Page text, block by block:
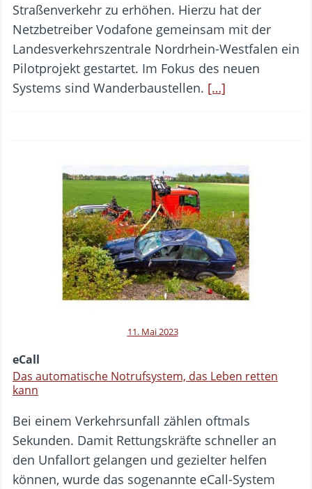
Straßenverkehr zu erhöhen. Hierzu hat der
Netzbetreiber Vodafone gemeinsam mit der
Landesverkehrszentrale Nordrhein-Westfalen ein
Pilotprojekt gestartet. Im Fokus des neuen
Systems sind Wanderbaustellen. […]
11. Mai 2023
eCall
Das automatische Notrufsystem, das Leben retten
kann
Bei einem Verkehrsunfall zählen oftmals
Sekunden. Damit Rettungskräfte schneller an
den Unfallort gelangen und gezielter helfen
können, wurde das sogenannte eCall-System